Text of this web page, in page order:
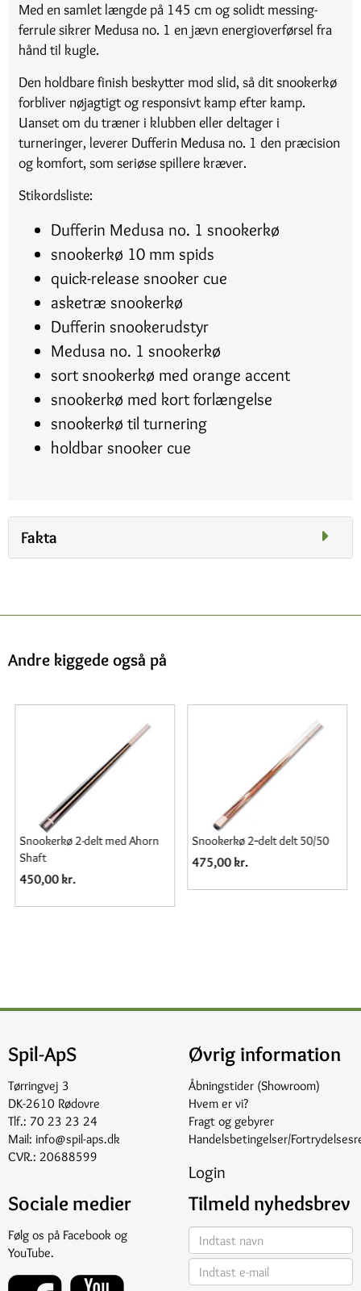
Med en samlet længde på 145 cm og solidt messing­
ferrule sikrer Medusa no. 1 en jævn energi­overførsel fra
hånd til kugle.
Den holdbare finish beskytter mod slid, så dit snookerkø
forbliver nøjagtigt og responsivt kamp efter kamp.
Uanset om du træner i klubben eller deltager i
turneringer, leverer Dufferin Medusa no. 1 den præcision
og komfort, som seriøse spillere kræver.
Stikordsliste:
Dufferin Medusa no. 1 snookerkø
snookerkø 10 mm spids
quick-release snooker cue
asketræ snookerkø
Dufferin snookerudstyr
Medusa no. 1 snookerkø
sort snookerkø med orange accent
snookerkø med kort forlængelse
snookerkø til turnering
holdbar snooker cue
Fakta
Andre kiggede også på
Snookerkø 2-delt med Ahorn
Shaft
450,00 kr.
Snookerkø 2‑delt delt 50/50
475,00 kr.
Spil-ApS
Tørringvej 3
DK-2610 Rødovre
Tlf.: 70 23 23 24
Mail: info@spil-aps.dk
CVR.: 20688599
Øvrig information
Åbningstider (Showroom)
Hvem er vi?
Fragt og gebyrer
Handelsbetingelser/
Login
Sociale medier
Følg os på Facebook og
YouTube.
Tilmeld nyhedsbrev